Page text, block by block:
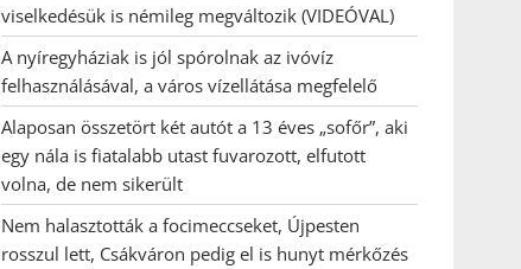
viselkedésük is némileg megváltozik (VIDEÓVAL)
A nyíregyháziak is jól spórolnak az ivóvíz
felhasználásával, a város vízellátása megfelelő
Alaposan összetört két autót a 13 éves „sofőr”, aki
egy nála is fiatalabb utast fuvarozott, elfutott
volna, de nem sikerült
Nem halasztották a focimeccseket, Újpesten
rosszul lett, Csákváron pedig el is hunyt mérkőzés